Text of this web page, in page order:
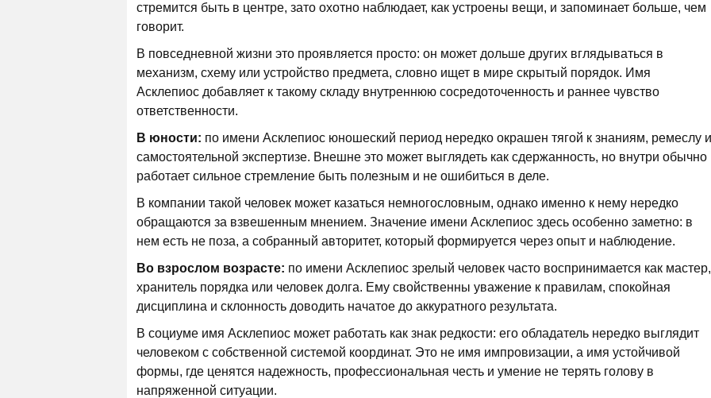
стремится быть в центре, зато охотно наблюдает, как устроены вещи, и запоминает больше, чем
говорит.
В повседневной жизни это проявляется просто: он может дольше других вглядываться в
механизм, схему или устройство предмета, словно ищет в мире скрытый порядок. Имя
Асклепиос добавляет к такому складу внутреннюю сосредоточенность и раннее чувство
ответственности.
В юности: по имени Асклепиос юношеский период нередко окрашен тягой к знаниям, ремеслу и
самостоятельной экспертизе. Внешне это может выглядеть как сдержанность, но внутри обычно
работает сильное стремление быть полезным и не ошибиться в деле.
В компании такой человек может казаться немногословным, однако именно к нему нередко
обращаются за взвешенным мнением. Значение имени Асклепиос здесь особенно заметно: в
нем есть не поза, а собранный авторитет, который формируется через опыт и наблюдение.
Во взрослом возрасте: по имени Асклепиос зрелый человек часто воспринимается как мастер,
хранитель порядка или человек долга. Ему свойственны уважение к правилам, спокойная
дисциплина и склонность доводить начатое до аккуратного результата.
В социуме имя Асклепиос может работать как знак редкости: его обладатель нередко выглядит
человеком с собственной системой координат. Это не имя импровизации, а имя устойчивой
формы, где ценятся надежность, профессиональная честь и умение не терять голову в
напряженной ситуации.